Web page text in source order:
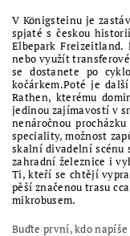
V Königsteinu je
spjaté s českou
Elbepark
nebo využít
se dostanete po
kočárkem.Poté je
Rathen, kterému
jedinou zajímavostí v
nenáročnou
speciality, možnost
skalní divadelní scénu
zahradní železnice i
Ti, kteří se chtějí
pěší značenou trasu
mikrobusem.
Buďte první, kdo